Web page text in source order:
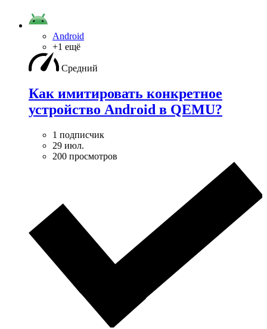
Android
+1 ещё
Средний
Как имитировать конкретное
устройство Android в QEMU?
1 подписчик
29 июл.
200 просмотров